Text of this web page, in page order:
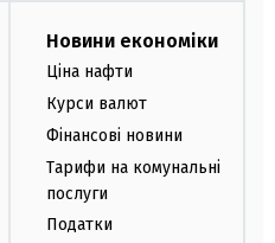
Новини економіки
Ціна нафти
Курси валют
Фінансові новини
Тарифи на комунальні
послуги
Податки